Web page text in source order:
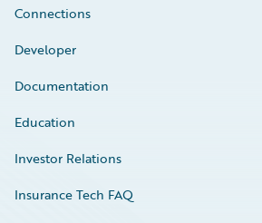
Connections
Developer
Documentation
Education
Investor Relations
Insurance Tech FAQ